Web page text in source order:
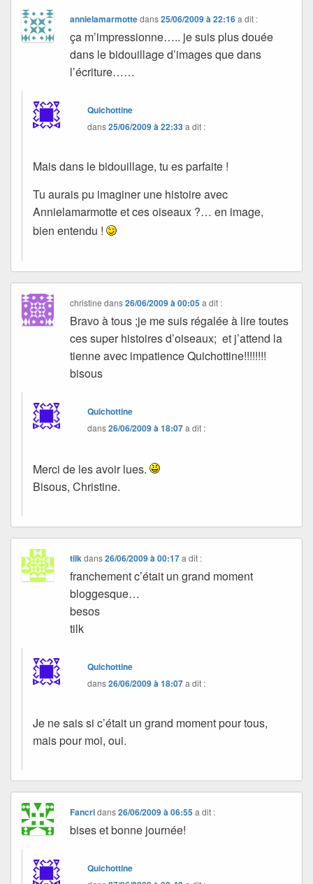
annielamarmottedans25/06/2009 à 22:16 a dit :
ça m’impressionne….. je suis plus douée
dans le bidouillage d’images que dans
l’écriture……
Quichottine
dans25/06/2009 à 22:33a dit :
Mais dans le bidouillage, tu es parfaite !
Tu aurais pu imaginer une histoire avec
Annielamarmotte et ces oiseaux ?… en image,
bien entendu !
christine dans26/06/2009 à 00:05 a dit :
Bravo à tous ;je me suis régalée à lire toutes
ces super histoires d’oiseaux; et j’attend la
tienne avec impatience Quichottine!!!!!!!!
bisous
Quichottine
dans26/06/2009 à 18:07a dit :
Merci de les avoir lues.
Bisous, Christine.
tilkdans26/06/2009 à 00:17 a dit :
franchement c’était un grand moment
bloggesque…
besos
tilk
Quichottine
dans26/06/2009 à 18:07a dit :
Je ne sais si c’était un grand moment pour tous,
mais pour moi, oui.
Fancridans26/06/2009 à 06:55 a dit :
bises et bonne journée!
Quichottine